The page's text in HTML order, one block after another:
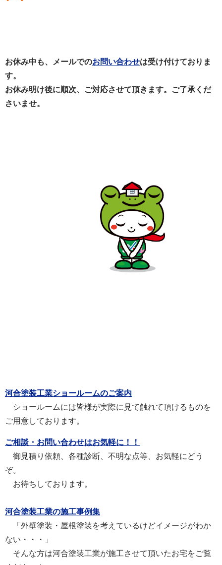
お休み中も、メールでのお問い合わせは受け付けておりま
す。
お休み明け後に順次、ご対応させて頂きます。ご了承くだ
さいませ。
河合塗装工業ショールームのご案内
ショールームには皆様が実際に見て触れて頂けるものを
ご用意しております。
ご相談・お問い合わせはお気軽に！！
御見積り依頼、各種診断、不明な点等、お気軽にどう
ぞ。
お待ちしております。
河合塗装工業の施工事例集
「外壁塗装・屋根塗装を考えているけどイメージがわか
ない・・・」
そんな方は河合塗装工業が施工させて頂いたお宅をご覧